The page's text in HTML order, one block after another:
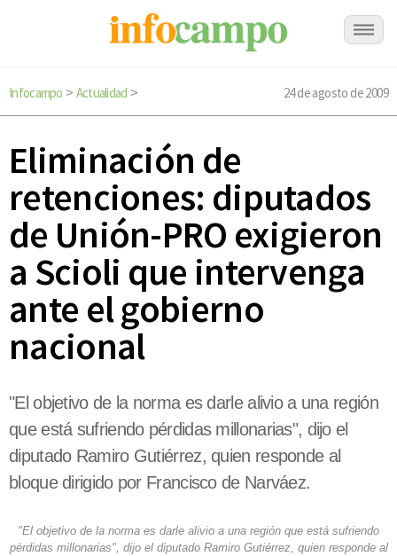
Infocampo > Actualidad > 24 de agosto de 2009
Eliminación de
retenciones: diputados
de Unión-PRO exigieron
a Scioli que intervenga
ante el gobierno
nacional
"El objetivo de la norma es darle alivio a una región
que está sufriendo pérdidas millonarias", dijo el
diputado Ramiro Gutiérrez, quien responde al
bloque dirigido por Francisco de Narváez.
"El objetivo de la norma es darle alivio a una región que está sufriendo
pérdidas millonarias", dijo el diputado Ramiro Gutiérrez, quien responde al